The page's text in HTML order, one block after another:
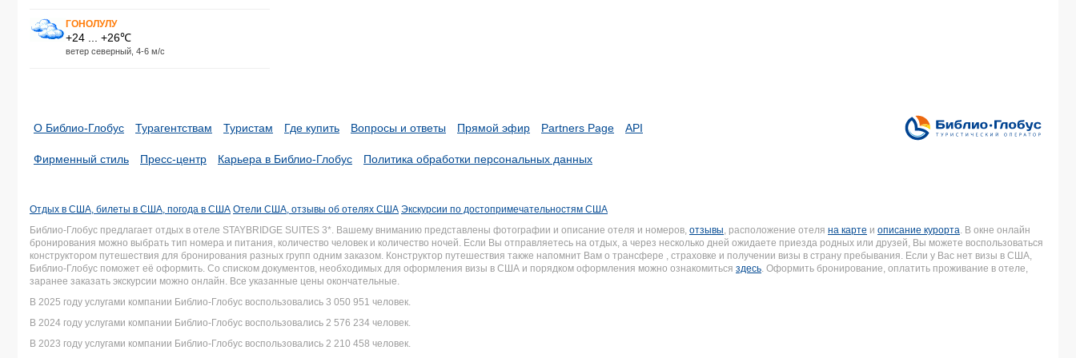
ГОНОЛУЛУ
+24 ... +26℃
ветер северный, 4-6 м/с
О Библио-Глобус Турагентствам Туристам Где купить Вопросы и ответы Прямой эфир Partners Page API
Фирменный стиль Пресс-центр Карьера в Библио-Глобус Политика обработки персональных данных
Отдых в США, билеты в США, погода в США Отели США, отзывы об отелях США Экскурсии по достопримечательностям США
Библио-Глобус предлагает отдых в отеле STAYBRIDGE SUITES 3*. Вашему вниманию представлены фотографии и описание отеля и номеров, отзывы, расположение отеля на карте и описание курорта. В окне онлайн
бронирования можно выбрать тип номера и питания, количество человек и количество ночей. Если Вы отправляетесь на отдых, а через несколько дней ожидаете приезда родных или друзей, Вы можете воспользоваться
конструктором путешествия для бронирования разных групп одним заказом. Конструктор путешествия также напомнит Вам о трансфере , страховке и получении визы в страну пребывания. Если у Вас нет визы в США,
Библио-Глобус поможет её оформить. Со списком документов, необходимых для оформления визы в США и порядком оформления можно ознакомиться здесь. Оформить бронирование, оплатить проживание в отеле,
заранее заказать экскурсии можно онлайн. Все указанные цены окончательные.
В 2025 году услугами компании Библио-Глобус воспользовались 3 050 951 человек.
В 2024 году услугами компании Библио-Глобус воспользовались 2 576 234 человек.
В 2023 году услугами компании Библио-Глобус воспользовались 2 210 458 человек.